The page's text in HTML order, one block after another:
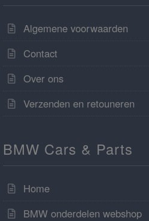
Algemene voorwaarden
Contact
Over ons
Verzenden en retouneren
BMW Cars & Parts
Home
BMW onderdelen webshop